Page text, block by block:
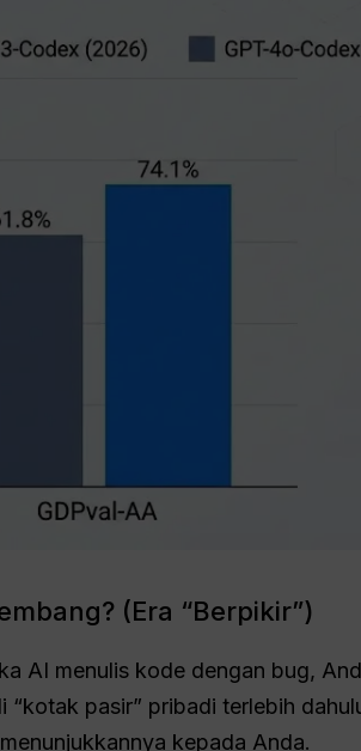
(Era “Berpikir”)
AI menulis kode dengan bug,
pasir” pribadi terlebih
kepada Anda.